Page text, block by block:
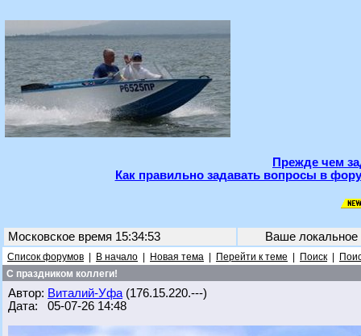
Прежде чем
Как правильно задавать вопросы в
Московское время 15:34:53 Ваше
Список форумов В начало Новая тема Перейти к теме Поиск
С праздником коллеги!
Автор: Виталий-Уфа (176.15.220.---)
Дата: 05-07-26 14:48